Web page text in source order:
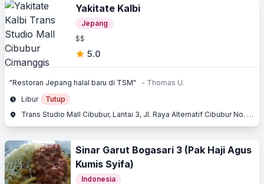
Yakitate Kalbi
Jepang
$$
5.0
"Restoran Jepang halal baru di TSM"
- Thomas U.
Libur
Tutup
Trans Studio Mall Cibubur, Lantai 3, Jl. Raya Alternatif Cibubur No. 230, Cimanggis, Depok, Jawa Barat
Sinar Garut Bogasari 3 (Pak Haji Agus
Kumis Syifa)
Indonesia